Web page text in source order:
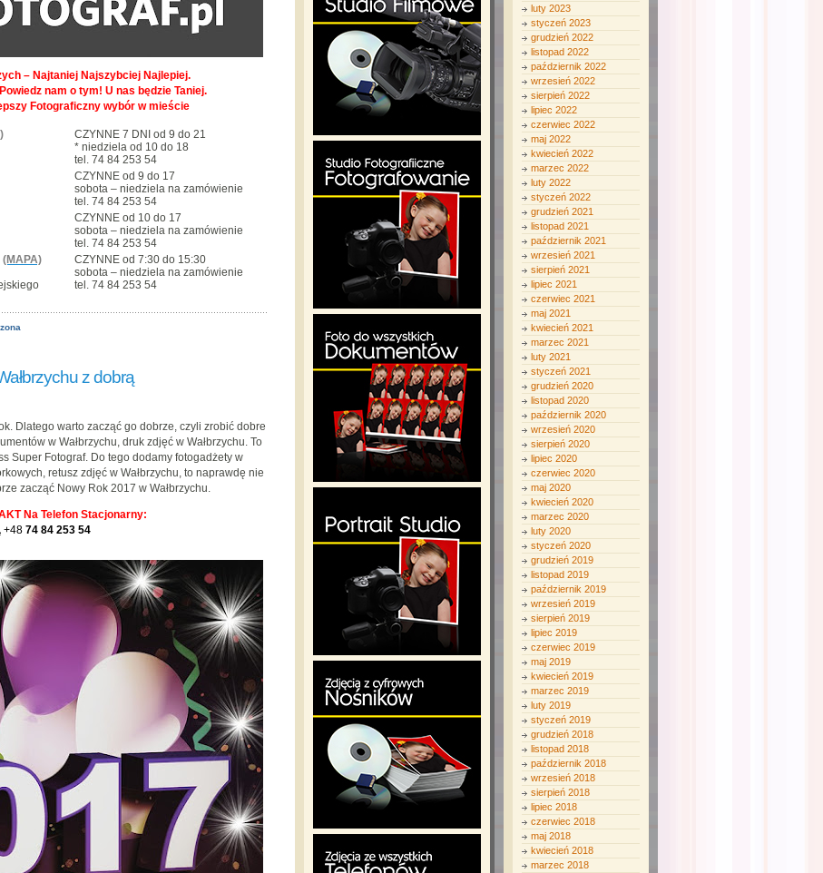
– Najtaniej Najszybciej Najlepiej.
nam o tym! U nas będzie Taniej.
Fotograficzny wybór w mieście
CZYNNE 7 DNI od 9 do 21
* niedziela od 10 do 18
tel. 74 84 253 54
CZYNNE od 9 do 17
sobota – niedziela na zamówienie
tel. 74 84 253 54
CZYNNE od 10 do 17
sobota – niedziela na zamówienie
tel. 74 84 253 54
(MAPA)
CZYNNE od 7:30 do 15:30
sobota – niedziela na zamówienie
tel. 74 84 253 54
z dobrą
Dlatego warto zacząć go dobrze, czyli zrobić dobre
w Wałbrzychu, druk zdjęć w Wałbrzychu. To
Super Fotograf. Do tego dodamy fotogadżety w
retusz zdjęć w Wałbrzychu, to naprawdę nie
zacząć Nowy Rok 2017 w Wałbrzychu.
Na Telefon Stacjonarny:
+48 74 84 253 54
luty 2023
styczeń 2023
grudzień 2022
listopad 2022
październik 2022
wrzesień 2022
sierpień 2022
lipiec 2022
czerwiec 2022
maj 2022
kwiecień 2022
marzec 2022
luty 2022
styczeń 2022
grudzień 2021
listopad 2021
październik 2021
wrzesień 2021
sierpień 2021
lipiec 2021
czerwiec 2021
maj 2021
kwiecień 2021
marzec 2021
luty 2021
styczeń 2021
grudzień 2020
listopad 2020
październik 2020
wrzesień 2020
sierpień 2020
lipiec 2020
czerwiec 2020
maj 2020
kwiecień 2020
marzec 2020
luty 2020
styczeń 2020
grudzień 2019
listopad 2019
październik 2019
wrzesień 2019
sierpień 2019
lipiec 2019
czerwiec 2019
maj 2019
kwiecień 2019
marzec 2019
luty 2019
styczeń 2019
grudzień 2018
listopad 2018
październik 2018
wrzesień 2018
sierpień 2018
lipiec 2018
czerwiec 2018
maj 2018
kwiecień 2018
marzec 2018